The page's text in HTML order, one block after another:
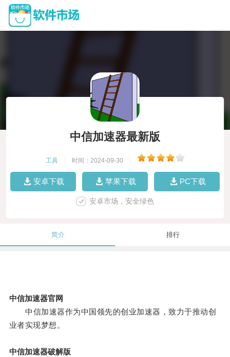
中信加速器最新版
工具 时间：2024-09-30
安卓下载 苹果下载 PC下载
安卓市场，安全绿色
简介 排行
中信加速器官网
中信加速器作为中国领先的创业加速器，致力于推动创
业者实现梦想。
中信加速器破解版